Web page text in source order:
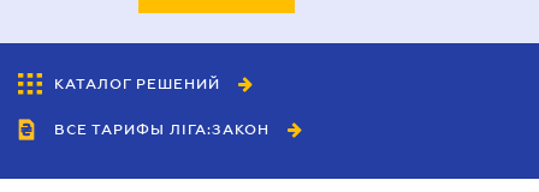
КАТАЛОГ РЕШЕНИЙ
ВСЕ ТАРИФЫ ЛІГА:ЗАКОН